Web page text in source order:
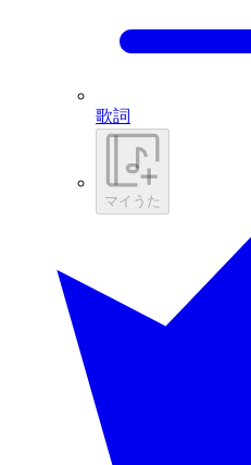
歌詞
マイうた